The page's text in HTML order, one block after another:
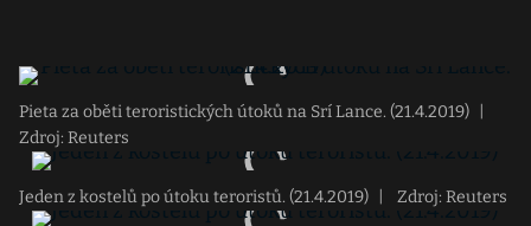
Pieta za oběti teroristických útoků na Srí Lance. (21.4.2019)
Zdroj: Reuters
Jeden z kostelů po útoku teroristů. (21.4.2019) Zdroj: Reuters